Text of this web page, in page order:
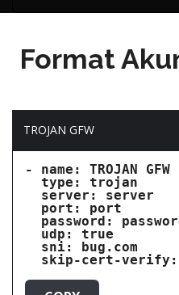
Format
TROJAN GFW
- name: TROJAN GFW